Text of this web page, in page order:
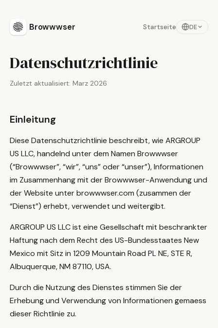
Browwwser Startseite DE
Datenschutzrichtlinie
Zuletzt aktualisiert: Marz 2026
Einleitung
Diese Datenschutzrichtlinie beschreibt, wie ARGROUP
US LLC, handelnd unter dem Namen Browwwser
(“Browwwser”, “wir”, “uns” oder “unser”), Informationen
im Zusammenhang mit der Browwwser-Anwendung und
der Website unter browwwser.com (zusammen der
“Dienst”) erhebt, verwendet und weitergibt.
ARGROUP US LLC ist eine Gesellschaft mit beschrankter
Haftung nach dem Recht des US-Bundesstaates New
Mexico mit Sitz in 1209 Mountain Road PL NE, STE R,
Albuquerque, NM 87110, USA.
Durch die Nutzung des Dienstes stimmen Sie der
Erhebung und Verwendung von Informationen gemaess
dieser Richtlinie zu.